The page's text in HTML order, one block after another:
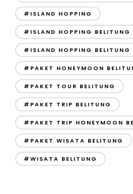
#ISLAND HOPPING
#ISLAND HOPPING BELITUNG
#ISLAND HOPPING BELITUNG
#PAKET HONEYMOON
#PAKET TOUR BELITUNG
#PAKET TRIP BELITUNG
#PAKET TRIP HONEYMOON
#PAKET WISATA BELITUNG
#WISATA BELITUNG